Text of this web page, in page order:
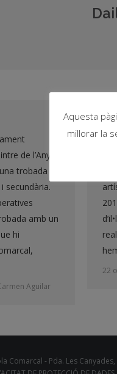
de l’Any
trobada de
secundària.
amb un
hi
Aguilar
22
Comarcal - Pda. Les
Aquesta
millorar la